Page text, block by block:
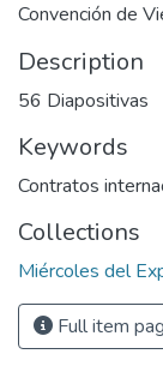
Convención de
Description
56 Diapositivas
Keywords
Contratos
Collections
Miércoles del
Full item